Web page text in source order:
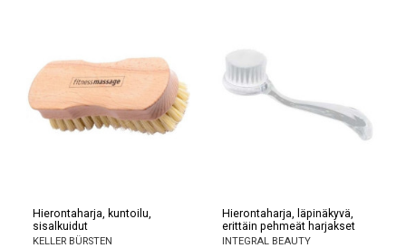
Hierontaharja, kuntoilu,
sisalkuidut
KELLER BÜRSTEN
Hierontaharja, läpinäkyvä,
erittäin pehmeät harjakset
INTEGRAL BEAUTY